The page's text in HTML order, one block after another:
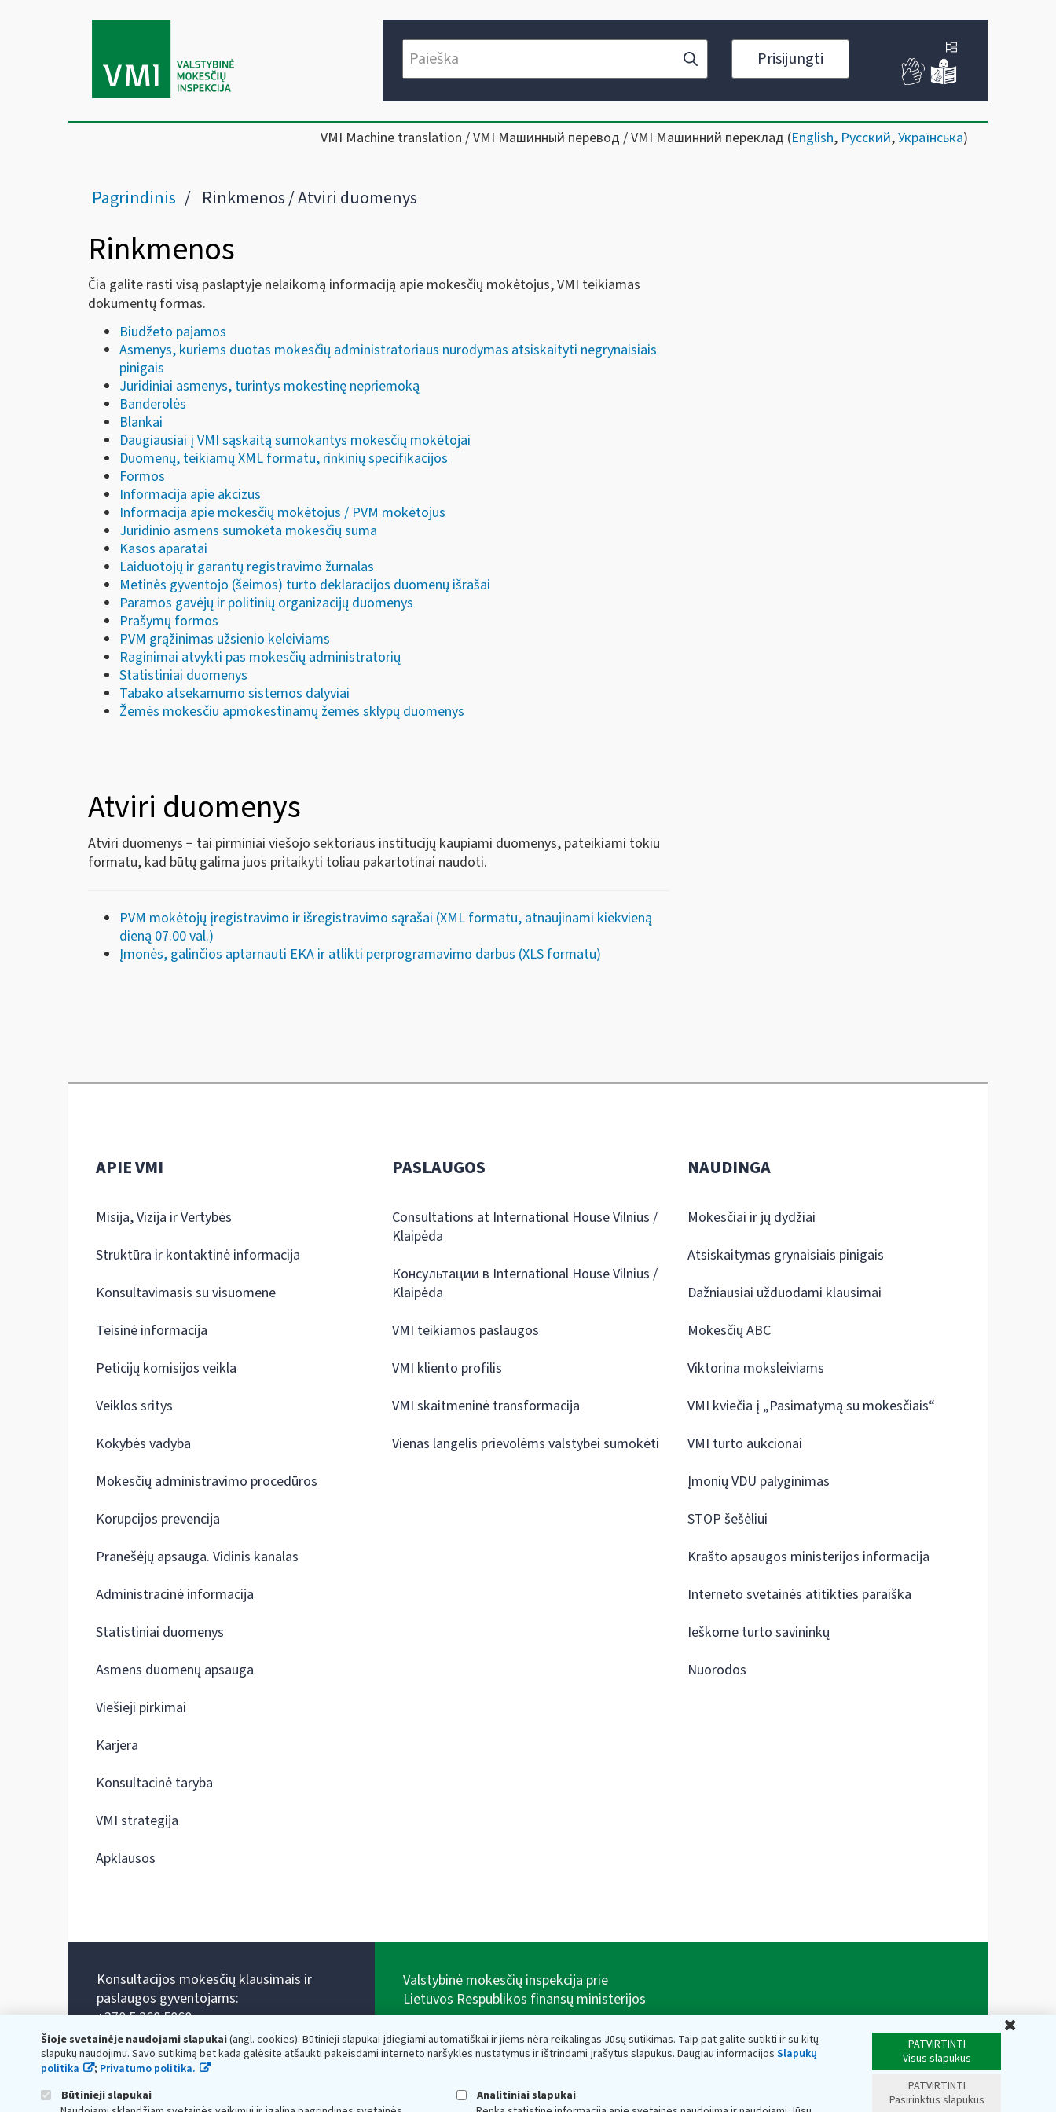
Prisijungti
VMI Machine translation / VMI Машинный перевод / VMI Машинний переклад (English, Русский,Українська)
Pagrindinis Rinkmenos / Atviri duomenys
Rinkmenos
Čia galite rasti visą paslaptyje nelaikomą informaciją apie mokesčių mokėtojus, VMI teikiamas
dokumentų formas.
Biudžeto pajamos
Asmenys, kuriems duotas mokesčių administratoriaus nurodymas atsiskaityti negrynaisiais
pinigais
Juridiniai asmenys, turintys mokestinę nepriemoką
Banderolės
Blankai
Daugiausiai į VMI sąskaitą sumokantys mokesčių mokėtojai
Duomenų, teikiamų XML formatu, rinkinių specifikacijos
Formos
Informacija apie akcizus
Informacija apie mokesčių mokėtojus / PVM mokėtojus
Juridinio asmens sumokėta mokesčių suma
Kasos aparatai
Laiduotojų ir garantų registravimo žurnalas
Metinės gyventojo (šeimos) turto deklaracijos duomenų išrašai
Paramos gavėjų ir politinių organizacijų duomenys
Prašymų formos
PVM grąžinimas užsienio keleiviams
Raginimai atvykti pas mokesčių administratorių
Statistiniai duomenys
Tabako atsekamumo sistemos dalyviai
Žemės mokesčiu apmokestinamų žemės sklypų duomenys
Atviri duomenys
Atviri duomenys − tai pirminiai viešojo sektoriaus institucijų kaupiami duomenys, pateikiami tokiu
formatu, kad būtų galima juos pritaikyti toliau pakartotinai naudoti.
PVM mokėtojų įregistravimo ir išregistravimo sąrašai (XML formatu, atnaujinami kiekvieną
dieną 07.00 val.)
Įmonės, galinčios aptarnauti EKA ir atlikti perprogramavimo darbus (XLS formatu)
Šioje svetainėje naudojami slapukai(angl. cookies). Būtinieji slapukai įdiegiami automatiškai ir jiems nėra reikalingas Jūsų sutikimas. Taip pat galite sutikti ir su kitų
slapukų naudojimu. Savo sutikimą bet kada galėsite atšaukti pakeisdami interneto naršyklės nustatymus ir ištrindami įrašytus slapukus. Daugiau informacijos Slapukų
politika
; Privatumo politika.
Būtinieji slapukai
Analitiniai slapukai
PATVIRTINTI
Visus slapukus
PATVIRTINTI
Pasirinktus slapukus
APIE VMI
Misija, Vizija ir Vertybės
Struktūra ir kontaktinė informacija
Konsultavimasis su visuomene
Teisinė informacija
Peticijų komisijos veikla
Veiklos sritys
Kokybės vadyba
Mokesčių administravimo procedūros
Korupcijos prevencija
Pranešėjų apsauga. Vidinis kanalas
Administracinė informacija
Statistiniai duomenys
Asmens duomenų apsauga
Viešieji pirkimai
Karjera
Konsultacinė taryba
VMI strategija
Apklausos
PASLAUGOS
Consultations at International House Vilnius /
Klaipėda
Консультации в International House Vilnius /
Klaipėda
VMI teikiamos paslaugos
VMI kliento profilis
VMI skaitmeninė transformacija
Vienas langelis prievolėms valstybei sumokėti
NAUDINGA
Mokesčiai ir jų dydžiai
Atsiskaitymas grynaisiais pinigais
Dažniausiai užduodami klausimai
Mokesčių ABC
Viktorina moksleiviams
VMI kviečia į „Pasimatymą su mokesčiais“
VMI turto aukcionai
Įmonių VDU palyginimas
STOP šešėliui
Krašto apsaugos ministerijos informacija
Interneto svetainės atitikties paraiška
Ieškome turto savininkų
Nuorodos
Konsultacijos mokesčių klausimais ir
paslaugos gyventojams:
+370 5 260 5060
Darbo laikas: I-IV 8.00-17.00, V 8.00-15.45.
Prieššventinę dieną - viena valanda trumpiau.
Kiekvieno mėnesio antrą penktadienį 8.00 val. - 12.00 val.
Mano VMI
Valstybinė mokesčių inspekcija prie
Lietuvos Respublikos finansų ministerijos
adresas: Vasario 16-osios g. 14, 01107 Vilnius, Lietuva,
el.paštas:vmi@vmi.lt, E. pristatymo dėžutės adresas
Lietuvos Respublikos finansų ministerijos kaupiami ir
saugomi Juridinių asmenų registre